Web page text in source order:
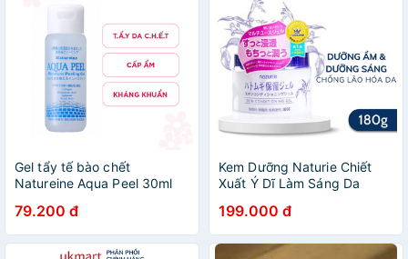
Gel tẩy tế bào chết
Natureine Aqua Peel 30ml
79.200 đ
Kem Dưỡng Naturie Chiết
Xuất Ý Dĩ Làm Sáng Da
199.000 đ